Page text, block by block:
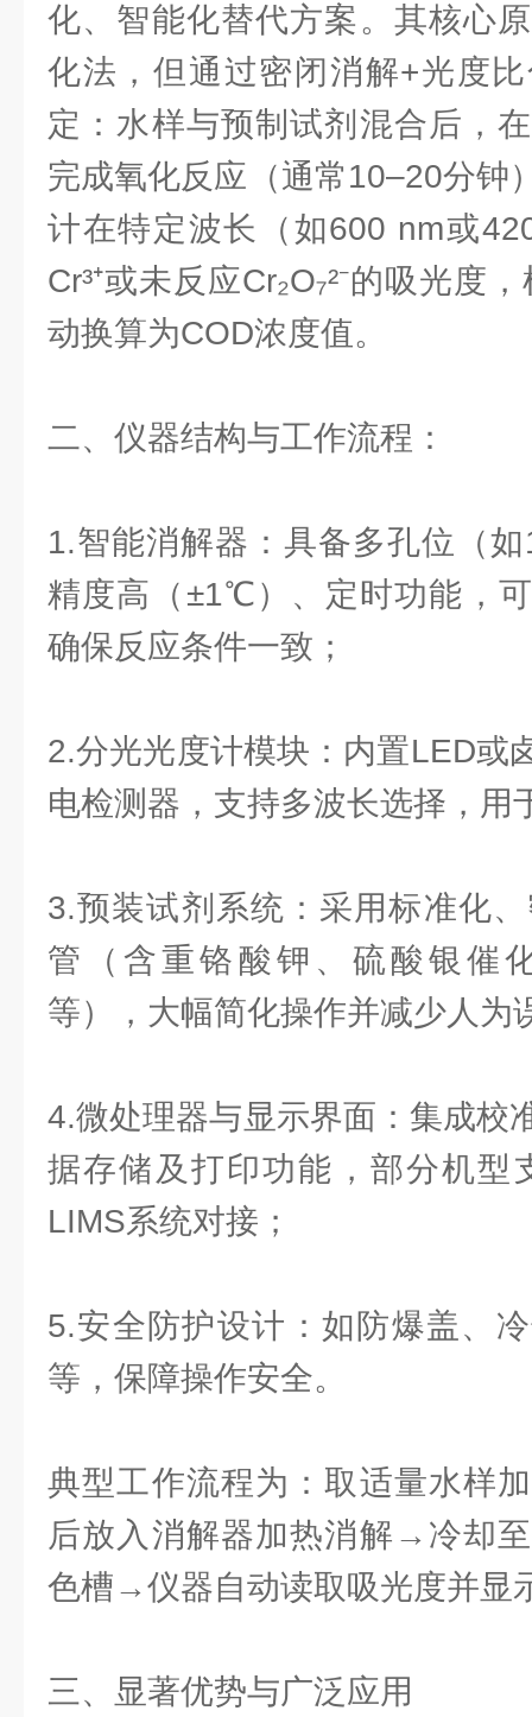
化、智能化替代方案。其核心
化法，但通过密闭消解+光度
定：水样与预制试剂混合后，
完成氧化反应（通常10–20分钟
计在特定波长（如600 nm或
Cr³⁺或未反应Cr₂O₇²⁻的吸光度
动换算为COD浓度值。
二、仪器结构与工作流程：
1.智能消解器：具备多孔位（
精度高（±1℃）、定时功能，
确保反应条件一致；
2.分光光度计模块：内置LED或
电检测器，支持多波长选择，用
3.预装试剂系统：采用标准化
管（含重铬酸钾、硫酸银催
等），大幅简化操作并减少人为
4.微处理器与显示界面：集成校
据存储及打印功能，部分机型
LIMS系统对接；
5.安全防护设计：如防爆盖、
等，保障操作安全。
典型工作流程为：取适量水样
后放入消解器加热消解→冷却
色槽→仪器自动读取吸光度并显
三、显著优势与广泛应用